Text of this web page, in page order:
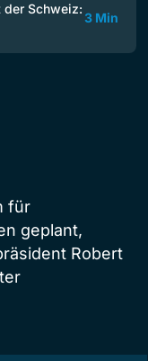
der Schweiz:
3 Min
für
geplant,
Robert